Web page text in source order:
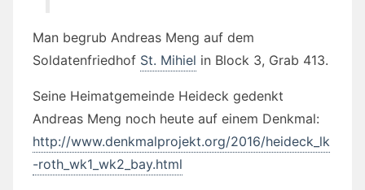
Man begrub Andreas Meng auf dem
Soldatenfriedhof St. Mihiel in Block 3, Grab 413.
Seine Heimatgemeinde Heideck gedenkt
Andreas Meng noch heute auf einem Denkmal:
http://www.denkmalprojekt.org/2016/heideck_lk
-roth_wk1_wk2_bay.html